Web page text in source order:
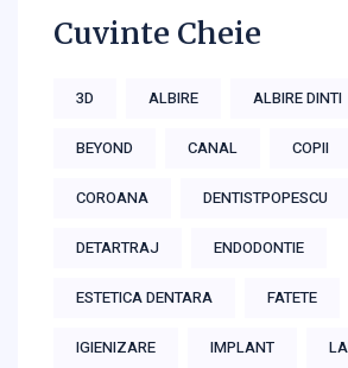
Cuvinte Cheie
3D ALBIRE ALBIRE DINTI
BEYOND CANAL COPII
COROANA DENTISTPOPESCU
DETARTRAJ ENDODONTIE
ESTETICA DENTARA FATETE
IGIENIZARE IMPLANT